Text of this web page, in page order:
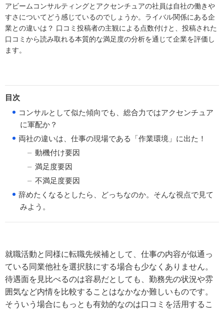
アビームコンサルティングとアクセンチュアの社員は自社の働きや
すさについてどう感じているのでしょうか。ライバル関係にある企
業との違いは？ 口コミ投稿者の主観による点数付けと、投稿された
口コミから読み取れる本質的な満足度の分析を通じて企業を評価し
ます。
目次
● コンサルとして似た傾向でも、総合力ではアクセンチュア
に軍配か？
● 両社の違いは、仕事の現場である「作業環境」に出た！
動機付け要因
満足度要因
不満足度要因
● 辞めたくなるとしたら、どっちなのか。そんな視点で見て
みよう。
就職活動と同様に転職先候補として、仕事の内容が似通っ
ている同業他社を選択肢にする場合も少なくありません。
待遇面を見比べるのは容易だとしても、勤務先の状況や雰
囲気など内情を比較することはなかなか難しいものです。
そういう場合にもっとも有効的なのは口コミを活用するこ